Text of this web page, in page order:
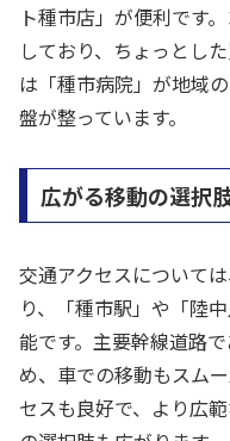
ト種市店」が便利です
しており、ちょっとし
は「種市病院」が地域
盤が整っています。
広がる移動の選択
交通アクセスについて
り、「種市駅」や「陸
能です。主要幹線道路
め、車での移動もスム
セスも良好で、より広